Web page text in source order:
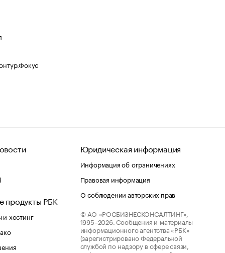
продукты РБК
хостинг
Юридическая информация
Информация об ограничениях
Правовая информация
О соблюдении авторских прав
© АО «РОСБИЗНЕСКОНСАЛТИНГ»,
1995–2026. Сообщения и материалы
информационного агентства «РБК»
(зарегистрировано Федеральной
службой по надзору в сфере связи,